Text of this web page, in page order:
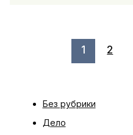
правительства
1 2
Без рубрики
Дело